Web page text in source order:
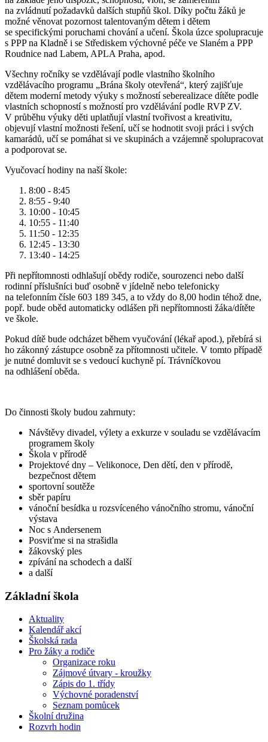
na zvládnutí požadavků dalších stupňů škol. Díky počtu žáků je
možné věnovat pozornost talentovaným dětem i dětem
se specifickými poruchami chování a učení. Škola úzce spolupracuje
s PPP na Kladně i se Střediskem výchovné péče ve Slaném a PPP
Roudnice nad Labem, APLA Praha, apod.
Všechny ročníky se vzdělávají podle vlastního školního
vzdělávacího programu „Brána školy otevřená“, který zajišťuje
dětem moderní metody výuky s možností seberealizace dítěte podle
vlastních schopností s možností pro vzdělávání podle RVP ZV.
V průběhu výuky děti uplatňují vlastní tvořivost a kreativitu,
objevují vlastní možnosti řešení, učí se hodnotit svoji práci i svých
kamarádů, učí se pomáhat si ve skupinách a vzájemně spolupracovat
a podporovat se.
Vyučovací hodiny na naší škole:
8:00 - 8:45
8:55 - 9:40
10:00 - 10:45
10:55 - 11:40
11:50 - 12:35
12:45 - 13:30
13:40 - 14:25
Při nepřítomnosti odhlašují obědy rodiče, sourozenci nebo další
rodinní příslušníci buď osobně v jídelně nebo telefonicky
na telefonním čísle 603 189 345, a to vždy do 8,00 hodin téhož dne,
popř. bude oběd automaticky odlášen při nepřítomnosti žáka/dítěte
ve škole.
Pokud dítě bude odcházet během vyučování (lékař apod.), přebírá si
ho zákonný zástupce osobně za přítomnosti učitele. V tomto případě
je nutné domluvit se s vedoucí kuchyně pí. Trávníčkovou
na odhlášení oběda.
Do činnosti školy budou zahrnuty:
Návštěvy divadel, výlety a exkurze v souladu se vzdělávacím
programem školy
Škola v přírodě
Projektové dny – Velikonoce, Den dětí, den v přírodě,
bezpečnost dětem
sportovní soutěže
sběr papíru
vánoční besídka u rozsvíceného vánočního stromu, vánoční
výstava
Noc s Andersenem
Posviťme si na strašidla
žákovský ples
zpívání na schodech a další
a další
Základní škola
Aktuality
Kalendář akcí
Školská rada
Pro žáky a rodiče
Organizace roku
Zájmové útvary - kroužky
Zápis do 1. třídy
Výchovné poradenství
Seznam pomůcek
Školní družina
Rozvrh hodin